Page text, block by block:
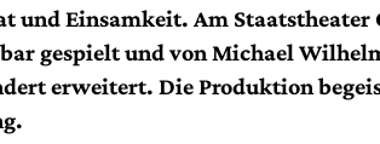
und Einsamkeit. Am Staatstheater
gespielt und von Michael
erweitert. Die Produktion